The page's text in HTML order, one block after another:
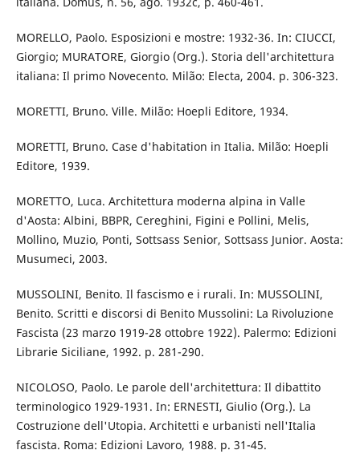
MORELLO, Paolo. Esposizioni e mostre: 1932-36. In: CIUCCI,
Giorgio; MURATORE, Giorgio (Org.). Storia dell'architettura
italiana: Il primo Novecento. Milão: Electa, 2004. p. 306-323.
MORETTI, Bruno. Ville. Milão: Hoepli Editore, 1934.
MORETTI, Bruno. Case d'habitation in Italia. Milão: Hoepli
Editore, 1939.
MORETTO, Luca. Architettura moderna alpina in Valle
d'Aosta: Albini, BBPR, Cereghini, Figini e Pollini, Melis,
Mollino, Muzio, Ponti, Sottsass Senior, Sottsass Junior. Aosta:
Musumeci, 2003.
MUSSOLINI, Benito. Il fascismo e i rurali. In: MUSSOLINI,
Benito. Scritti e discorsi di Benito Mussolini: La Rivoluzione
Fascista (23 marzo 1919-28 ottobre 1922). Palermo: Edizioni
Librarie Siciliane, 1992. p. 281-290.
NICOLOSO, Paolo. Le parole dell'architettura: Il dibattito
terminologico 1929-1931. In: ERNESTI, Giulio (Org.). La
Costruzione dell'Utopia. Architetti e urbanisti nell'Italia
fascista. Roma: Edizioni Lavoro, 1988. p. 31-45.